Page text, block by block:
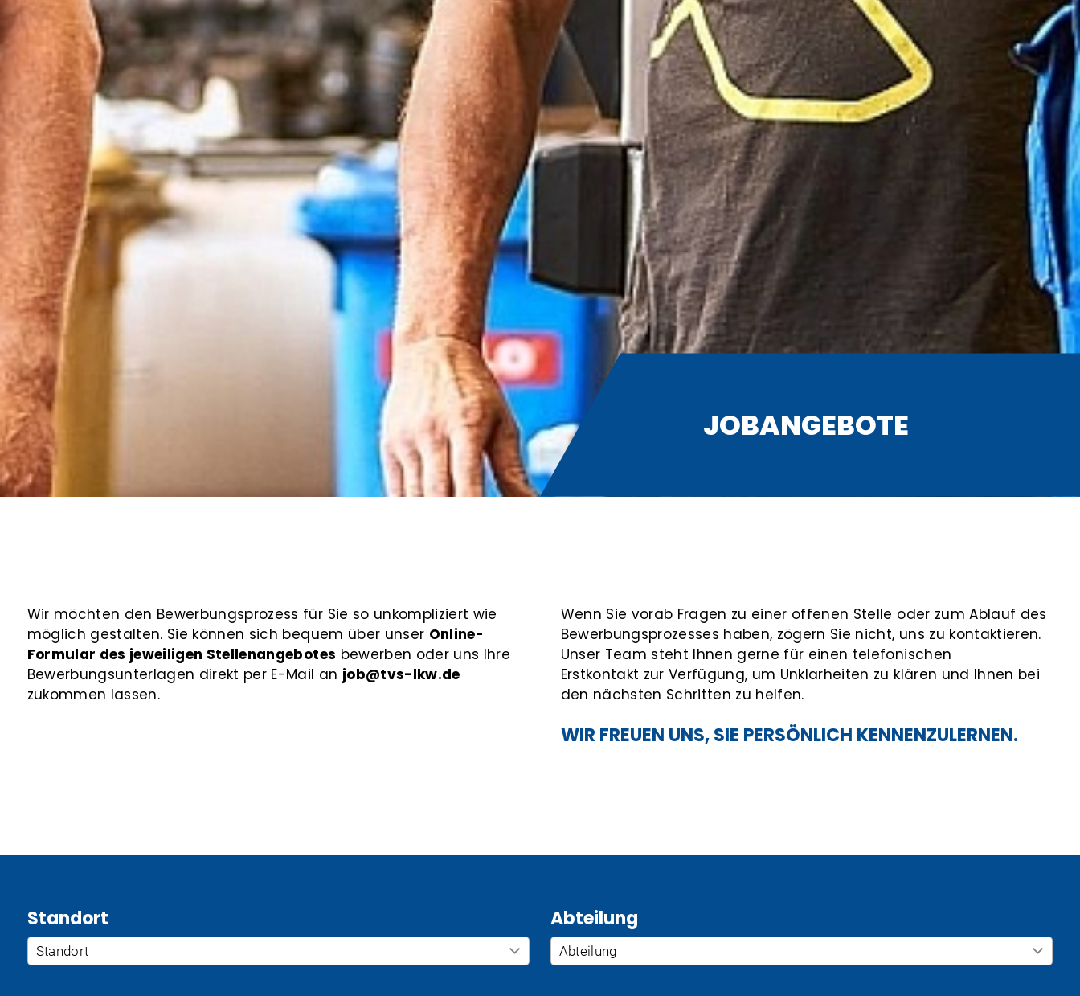
JOBANGEBOTE
Wir möchten den Bewerbungsprozess für Sie so unkompliziert wie
möglich gestalten. Sie können sich bequem über unser Online-
Formular des jeweiligen Stellenangebotes bewerben oder uns Ihre
Bewerbungsunterlagen direkt per E-Mail an job@tvs-lkw.de
zukommen lassen.
Wenn Sie vorab Fragen zu einer offenen Stelle oder zum Ablauf des
Bewerbungsprozesses haben, zögern Sie nicht, uns zu kontaktieren.
Unser Team steht Ihnen gerne für einen telefonischen
Erstkontakt zur Verfügung, um Unklarheiten zu klären und Ihnen bei
den nächsten Schritten zu helfen.
WIR FREUEN UNS, SIE PERSÖNLICH KENNENZULERNEN.
Standort
Standort
Abteilung
Abteilung